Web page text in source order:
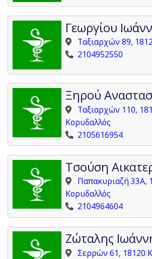
Γεωργίου
Ταξιαρχών 89,
2104952550
Ξηρού
Ταξιαρχών 110,
Κορυδαλλός
2105616954
Τσούση
Παπακυριαζή 33Α,
Κορυδαλλός
2104964604
Ζώταλης
Σερρών 61, 18120